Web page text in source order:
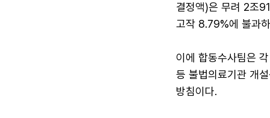
결정액)은 무려 2조
고작 8.79%에 불과
이에 합동수사팀은
등 불법의료기관 개
방침이다.